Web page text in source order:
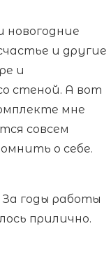
новогодние
и другие
и
стеной. А вот
мне
совсем
о себе.
годы работы
прилично.